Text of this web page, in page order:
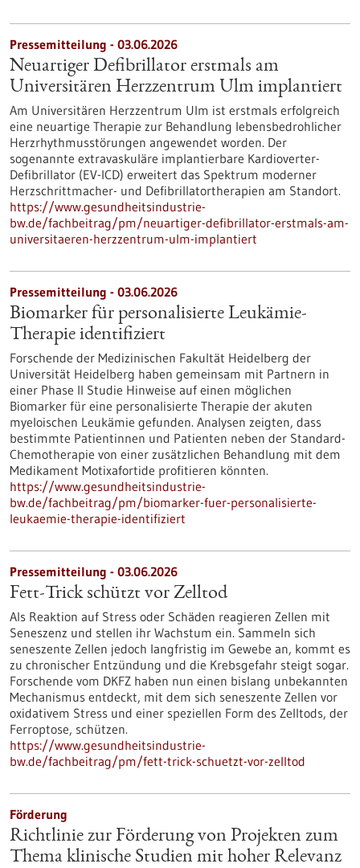
Pressemitteilung - 03.06.2026
Neuartiger Defibrillator erstmals am
Universitären Herzzentrum Ulm implantiert
Am Universitären Herzzentrum Ulm ist erstmals erfolgreich
eine neuartige Therapie zur Behandlung lebensbedrohlicher
Herzrhythmusstörungen angewendet worden. Der
sogenannte extravaskuläre implantierbare Kardioverter-​
Defibrillator (EV-​ICD) erweitert das Spektrum moderner
Herzschrittmacher-​ und Defibrillatortherapien am Standort.
https://www.gesundheitsindustrie-
bw.de/fachbeitrag/pm/neuartiger-defibrillator-erstmals-am-
universitaeren-herzzentrum-ulm-implantiert
Pressemitteilung - 03.06.2026
Biomarker für personalisierte Leukämie-
Therapie identifiziert
Forschende der Medizinischen Fakultät Heidelberg der
Universität Heidelberg haben gemeinsam mit Partnern in
einer Phase II Studie Hinweise auf einen möglichen
Biomarker für eine personalisierte Therapie der akuten
myeloischen Leukämie gefunden. Analysen zeigten, dass
bestimmte Patientinnen und Patienten neben der Standard-
Chemotherapie von einer zusätzlichen Behandlung mit dem
Medikament Motixafortide profitieren könnten.
https://www.gesundheitsindustrie-
bw.de/fachbeitrag/pm/biomarker-fuer-personalisierte-
leukaemie-therapie-identifiziert
Pressemitteilung - 03.06.2026
Fett-Trick schützt vor Zelltod
Als Reaktion auf Stress oder Schäden reagieren Zellen mit
Seneszenz und stellen ihr Wachstum ein. Sammeln sich
seneszente Zellen jedoch langfristig im Gewebe an, kommt es
zu chronischer Entzündung und die Krebsgefahr steigt sogar.
Forschende vom DKFZ haben nun einen bislang unbekannten
Mechanismus entdeckt, mit dem sich seneszente Zellen vor
oxidativem Stress und einer speziellen Form des Zelltods, der
Ferroptose, schützen.
https://www.gesundheitsindustrie-
bw.de/fachbeitrag/pm/fett-trick-schuetzt-vor-zelltod
Förderung
Richtlinie zur Förderung von Projekten zum
Thema klinische Studien mit hoher Relevanz